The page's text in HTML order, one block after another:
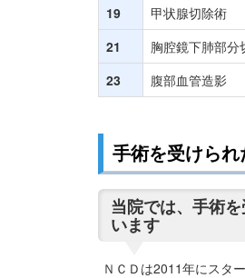
19 甲状腺切除術
21
胸腔鏡下肺部分
23
腹部血管造影
手術を受けら
当院では、手術
います
ＮＣＤは2011年にスタ